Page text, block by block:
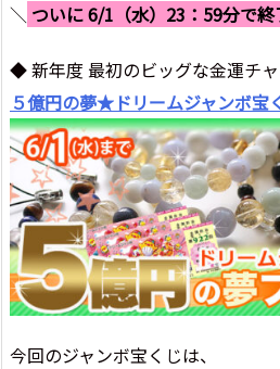
＼ ついに 6/1（水）23：59分で終
◆ 新年度 最初のビッグな金運チ
５億円の夢★ドリームジャンボ宝
今回のジャンボ宝くじは、